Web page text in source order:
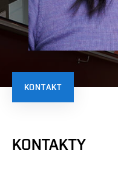
KONTAKT
KONTAKTY